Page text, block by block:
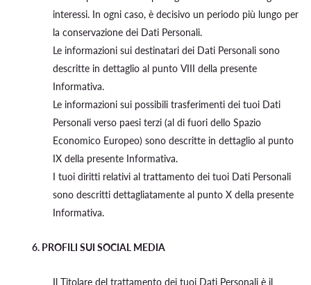
interessi. In ogni caso, è decisivo un periodo più lungo per
la conservazione dei Dati Personali.
Le informazioni sui destinatari dei Dati Personali sono
descritte in dettaglio al punto VIII della presente
Informativa.
Le informazioni sui possibili trasferimenti dei tuoi Dati
Personali verso paesi terzi (al di fuori dello Spazio
Economico Europeo) sono descritte in dettaglio al punto
IX della presente Informativa.
I tuoi diritti relativi al trattamento dei tuoi Dati Personali
sono descritti dettagliatamente al punto X della presente
Informativa.
6. PROFILI SUI SOCIAL MEDIA
Il Titolare del trattamento dei tuoi Dati Personali è il